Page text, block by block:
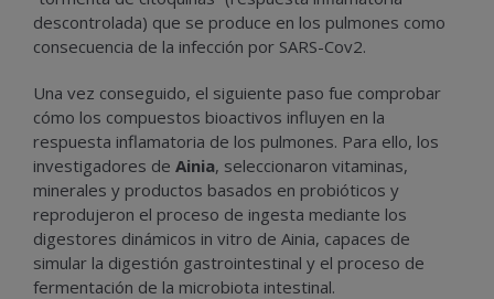
descontrolada) que se produce en los pulmones como
consecuencia de la infección por SARS-Cov2.
Una vez conseguido, el siguiente paso fue comprobar
cómo los compuestos bioactivos influyen en la
respuesta inflamatoria de los pulmones. Para ello, los
investigadores de Ainia, seleccionaron vitaminas,
minerales y productos basados en probióticos y
reprodujeron el proceso de ingesta mediante los
digestores dinámicos in vitro de Ainia, capaces de
simular la digestión gastrointestinal y el proceso de
fermentación de la microbiota intestinal.